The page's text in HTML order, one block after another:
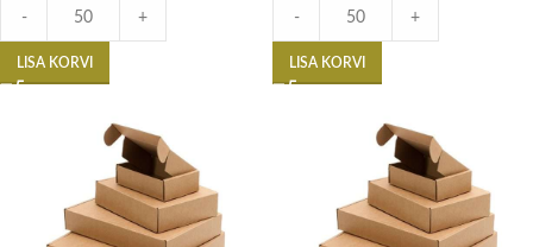
- +
LISA KORVI
- +
LISA KORVI